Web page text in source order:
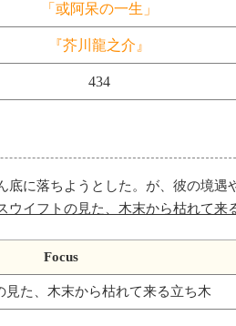
「或阿呆の一生」
『芥川龍之介』
434
底に落ちようとした。が、彼の境
ウイフトの見た、木末から枯れて来
Focus
見た、木末から枯れて来る立ち木